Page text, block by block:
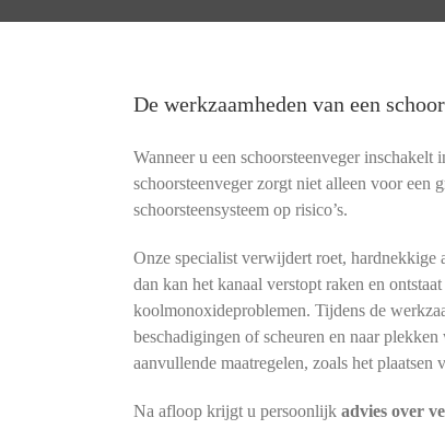
De werkzaamheden van een
Wanneer u een schoorsteenveger
schoorsteenveger zorgt niet alleen voor een
schoorsteensysteem op risico’s.
Onze specialist verwijdert roet, hardnekkige
dan kan het kanaal verstopt raken en
koolmonoxideproblemen. Tijdens de
beschadigingen of scheuren en naar
aanvullende maatregelen, zoals het plaatsen
Na afloop krijgt u persoonlijk advies over